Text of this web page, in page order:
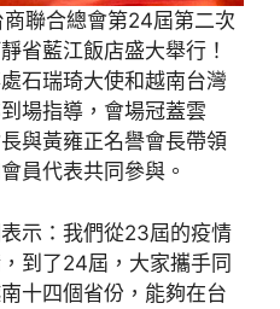
聯合總會第24屆第二次
省藍江飯店盛大舉行！
石瑞琦大使和越南台灣
場指導，會場冠蓋雲
與黃雍正名譽會長帶領
員代表共同參與。
示：我們從23屆的疫情
到了24屆，大家攜手同
十四個省份，能夠在台